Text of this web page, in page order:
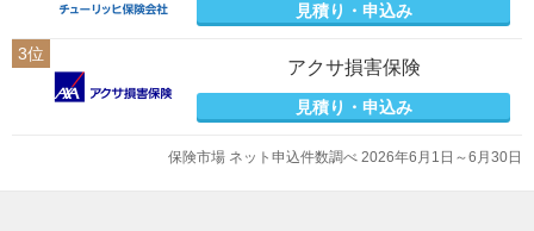
見積り・申込み
3位
アクサ損害保険
見積り・申込み
保険市場 ネット申込件数調べ 2026年6月1日～6月30日